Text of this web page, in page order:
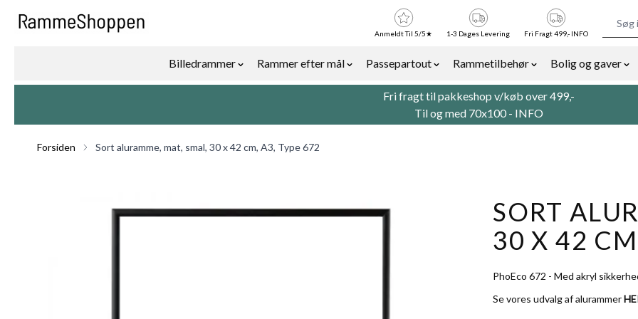
Billedrammer
Rammer efter mål
Passepartout
Rammetilbehør
Bolig og gaver
Anmeldt Til 5/5★ 1-3 Dages Levering Fri Fragt 499,- INFO
Fri fragt til pakkeshop v/køb over 499,-
Til og med 70x100 - INFO
Forsiden Sort aluramme, mat, smal, 30 x 42 cm, A3, Type 672
SORT
30 X 42
PhoEco 672 - Med akryl
Se vores udvalg af alurammer